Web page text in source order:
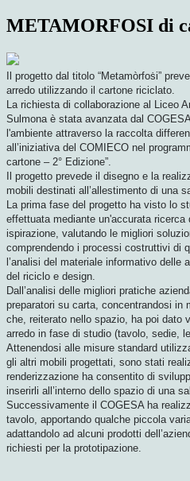
METAMORFOSI di
Il progetto dal titolo “Metamòrfoṡi”
arredo utilizzando il cartone riciclato.
La richiesta di collaborazione al Liceo
Sulmona è stata avanzata dal
l'ambiente attraverso la raccolta
all’iniziativa del COMIECO nel
cartone – 2° Edizione”.
Il progetto prevede il disegno e la
mobili destinati all’allestimento di una
La prima fase del progetto ha visto lo
effettuata mediante un'accurata ricerca
ispirazione, valutando le migliori
comprendendo i processi costruttivi di
l’analisi del materiale informativo delle
del riciclo e design.
Dall’analisi delle migliori pratiche
preparatori su carta, concentrandosi in
che, reiterato nello spazio, ha poi dato
arredo in fase di studio (tavolo, sedie,
Attenendosi alle misure standard
gli altri mobili progettati, sono stati
renderizzazione ha consentito di
inserirli all’interno dello spazio di una
Successivamente il COGESA ha
tavolo, apportando qualche piccola
adattandolo ad alcuni prodotti
richiesti per la prototipazione.